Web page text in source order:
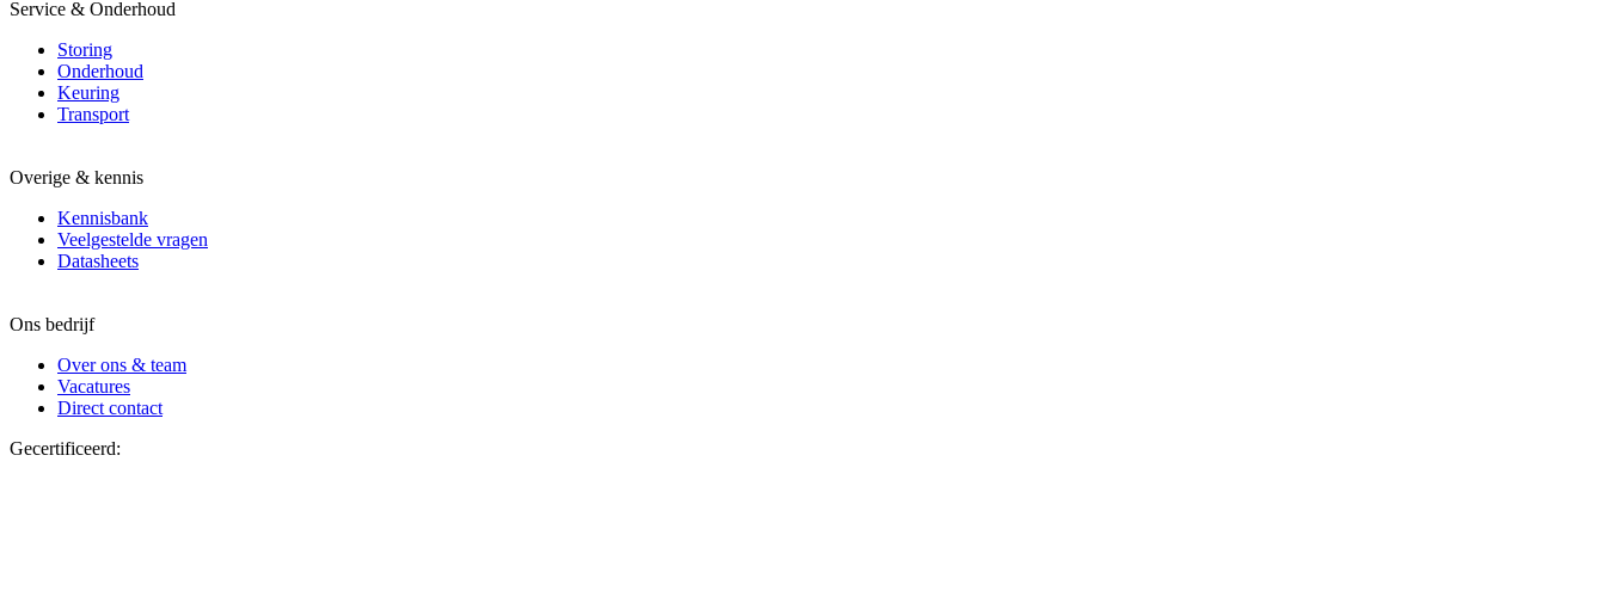
Service & Onderhoud
Storing
Onderhoud
Keuring
Transport
Overige & kennis
Kennisbank
Veelgestelde vragen
Datasheets
Ons bedrijf
Over ons & team
Vacatures
Direct contact
Gecertificeerd: